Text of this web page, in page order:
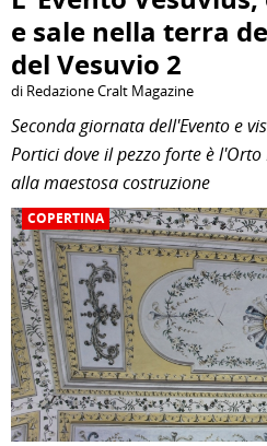
e sale nella terra
del Vesuvio 2
di Redazione Cralt Magazine
Seconda giornata dell'Evento e
Portici dove il pezzo forte è
alla maestosa costruzione
COPERTINA